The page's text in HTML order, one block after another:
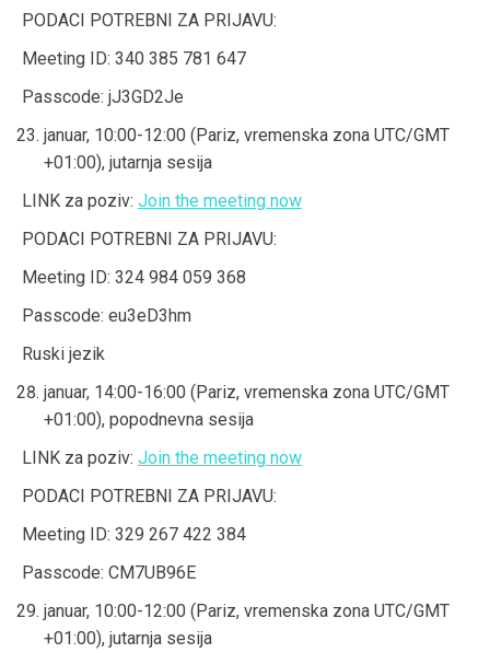
PODACI POTREBNI ZA PRIJAVU:
Meeting ID: 340 385 781 647
Passcode: jJ3GD2Je
januar, 10:00-12:00 (Pariz, vremenska zona UTC/GMT
+01:00), jutarnja sesija
LINK za poziv: Join the meeting now
PODACI POTREBNI ZA PRIJAVU:
Meeting ID: 324 984 059 368
Passcode: eu3eD3hm
Ruski jezik
januar, 14:00-16:00 (Pariz, vremenska zona UTC/GMT
+01:00), popodnevna sesija
LINK za poziv: Join the meeting now
PODACI POTREBNI ZA PRIJAVU:
Meeting ID: 329 267 422 384
Passcode: CM7UB96E
januar, 10:00-12:00 (Pariz, vremenska zona UTC/GMT
+01:00), jutarnja sesija